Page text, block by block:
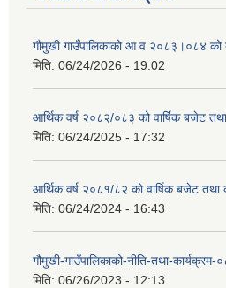
गौमुखी गाउँपालिकाको आ व २०८३।०८४
मिति: 06/24/2026 - 19:02
आर्थिक वर्ष २०८२/०८३ को वार्षिक बजेट
मिति: 06/24/2025 - 17:32
आर्थिक वर्ष २०८१/८२ को वार्षिक बजेट तथा
मिति: 06/24/2024 - 16:43
गौमुखी-गाउँपालिकाको-नीति-तथा-
मिति: 06/26/2023 - 12:13